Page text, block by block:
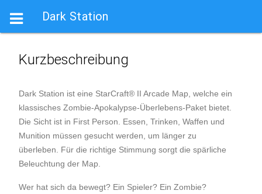
 Dark Station
Kurzbeschreibung
Dark Station ist eine StarCraft® II Arcade Map, welche ein
klassisches Zombie-Apokalypse-Überlebens-Paket bietet.
Die Sicht ist in First Person. Essen, Trinken, Waffen und
Munition müssen gesucht werden, um länger zu
überleben. Für die richtige Stimmung sorgt die spärliche
Beleuchtung der Map.
Wer hat sich da bewegt? Ein Spieler? Ein Zombie?